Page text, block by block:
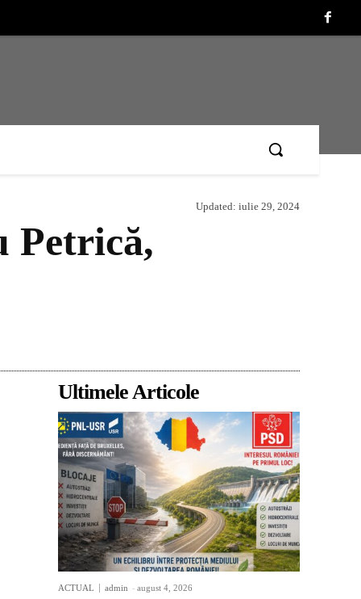
Updated: iulie 29, 2024
Petrică,
Ultimele Articole
ACTUAL admin - august 4, 2026